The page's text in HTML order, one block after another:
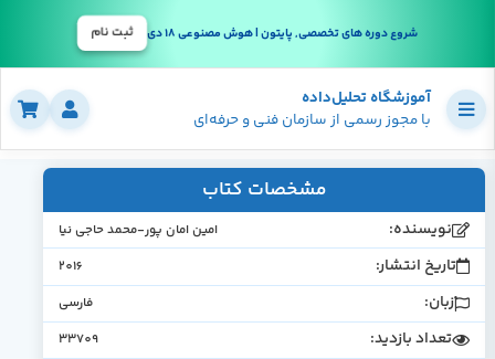
شروع دوره های تخصصی, پایتون | هوش مصنوعی 18 دی ثبت نام
آموزشگاه تحلیل‌داده
با مجوز رسمی از سازمان فنی و حرفه‌ای
مشخصات کتاب
نویسنده: امین امان پور-محمد حاجی نیا
تاریخ انتشار: 2016
زبان: فارسی
تعداد بازدید: 33709